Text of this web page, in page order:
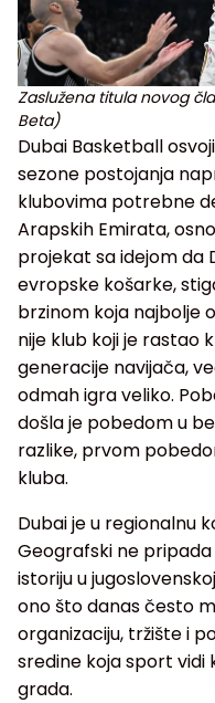
Zaslužena titula novog
Beta)
Dubai Basketball
sezone postojanja
klubovima potrebne
Arapskih Emirata,
projekat sa idejom da
evropske košarke,
brzinom koja najbolje
nije klub koji je rastao
generacije navijača,
odmah igra veliko.
došla je pobedom u
razlike, prvom
kluba.
Dubai je u regionalnu
Geografski ne
istoriju u
ono što danas često
organizaciju, tržište i
sredine koja sport
grada.